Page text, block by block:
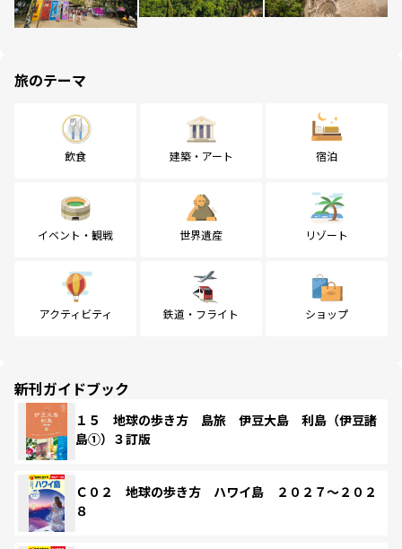
旅のテーマ
飲食 建築・アート 宿泊
イベント・観戦 世界遺産 リゾート
アクティビティ 鉄道・フライト ショップ
新刊ガイドブック
１５ 地球の歩き方 島旅 伊豆大島 利島（伊豆諸
島①）３訂版
Ｃ０２ 地球の歩き方 ハワイ島 ２０２７～２０２
８